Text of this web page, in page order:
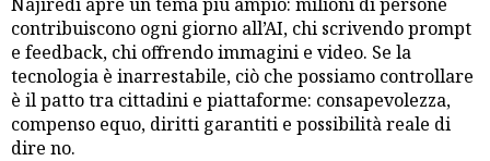
contribuiscono ogni giorno all’AI, chi scrivendo prompt
e feedback, chi offrendo immagini e video. Se la
tecnologia è inarrestabile, ciò che possiamo controllare
è il patto tra cittadini e piattaforme: consapevolezza,
compenso equo, diritti garantiti e possibilità reale di
dire no.